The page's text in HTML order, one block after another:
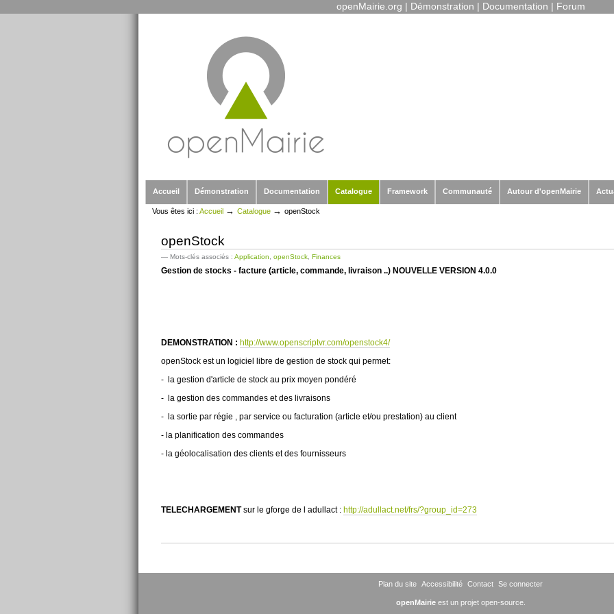
openMairie.org | Démonstration | Documentation | Forum
Accueil
Démonstration Documentation Catalogue Framework Communauté Autour d'openMairie
Vous êtes ici : Accueil → Catalogue → openStock
openStock
— Mots-clés associés :Application,openStock, Finances
Gestion de stocks - facture (article, commande, livraison ..) NOUVELLE VERSION 4.0.0
DEMONSTRATION : http://www.openscriptvr.com/openstock4/
openStock est un logiciel libre de gestion de stock qui permet:
- la gestion d'article de stock au prix moyen pondéré
- la gestion des commandes et des livraisons
- la sortie par régie , par service ou facturation (article et/ou prestation) au client
- la planification des commandes
- la géolocalisation des clients et des fournisseurs
TELECHARGEMENTsur le gforge de l adullact :http://adullact.net/frs/?group_id=273
Plan du site Accessibilité Contact Se connecter
openMairieest un projet open-source.